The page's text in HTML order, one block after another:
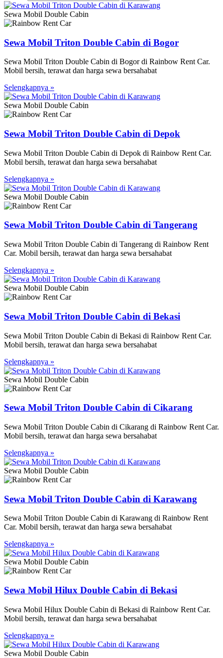
Sewa Mobil Double Cabin
Sewa Mobil Triton Double Cabin di Bogor
Sewa Mobil Triton Double Cabin di Bogor di Rainbow Rent Car.
Mobil bersih, terawat dan harga sewa bersahabat
Selengkapnya »
Sewa Mobil Double Cabin
Sewa Mobil Triton Double Cabin di Depok
Sewa Mobil Triton Double Cabin di Depok di Rainbow Rent Car.
Mobil bersih, terawat dan harga sewa bersahabat
Selengkapnya »
Sewa Mobil Double Cabin
Sewa Mobil Triton Double Cabin di Tangerang
Sewa Mobil Triton Double Cabin di Tangerang di Rainbow Rent
Car. Mobil bersih, terawat dan harga sewa bersahabat
Selengkapnya »
Sewa Mobil Double Cabin
Sewa Mobil Triton Double Cabin di Bekasi
Sewa Mobil Triton Double Cabin di Bekasi di Rainbow Rent Car.
Mobil bersih, terawat dan harga sewa bersahabat
Selengkapnya »
Sewa Mobil Double Cabin
Sewa Mobil Triton Double Cabin di Cikarang
Sewa Mobil Triton Double Cabin di Cikarang di Rainbow Rent Car.
Mobil bersih, terawat dan harga sewa bersahabat
Selengkapnya »
Sewa Mobil Double Cabin
Sewa Mobil Triton Double Cabin di Karawang
Sewa Mobil Triton Double Cabin di Karawang di Rainbow Rent
Car. Mobil bersih, terawat dan harga sewa bersahabat
Selengkapnya »
Sewa Mobil Double Cabin
Sewa Mobil Hilux Double Cabin di Bekasi
Sewa Mobil Hilux Double Cabin di Bekasi di Rainbow Rent Car.
Mobil bersih, terawat dan harga sewa bersahabat
Selengkapnya »
Sewa Mobil Double Cabin